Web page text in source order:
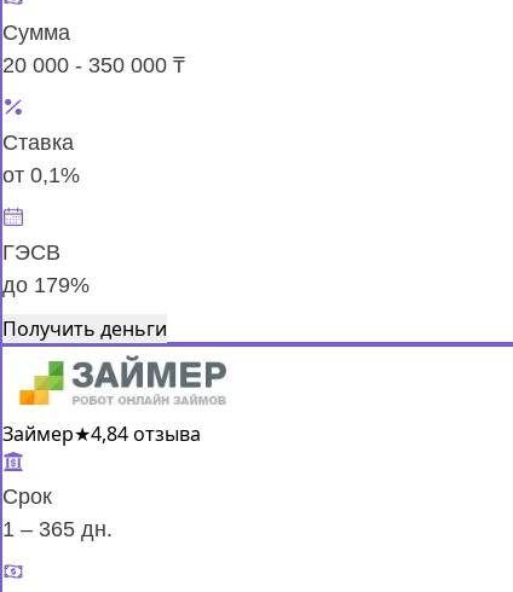
Сумма
20 000 - 350 000 ₸
Ставка
от 0,1%
ГЭСВ
до 179%
Получить деньги
Займер★4,84 отзыва
Срок
1 – 365 дн.